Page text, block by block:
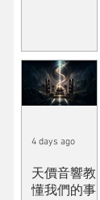
天價音響教
懂我們的事
4 days ago